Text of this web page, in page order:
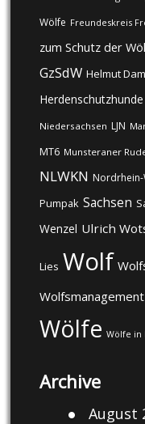
Wölfe Freundeskreis
zum Schutz der
GzSdW Helmut
Herdenschutzhunde
Niedersachsen LJN
MT6 Munsteraner
NLWKN
Pumpak Sachsen
Wenzel Ulrich
Lies Wolf
Wolfsmanagement
Wölfe Wölfe in
Archive
August